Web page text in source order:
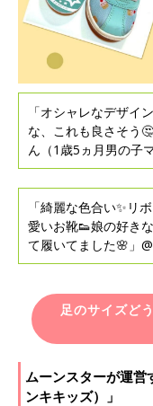
「オシャレなデザイ
な、これも良さそう
ん（1歳5ヵ月男の子マ
「綺麗な色合い✨リ
愛いお靴👟娘の好き
て履いてました🌸」
足のサイズど
ムーンスターが運
ンキキッズ）」